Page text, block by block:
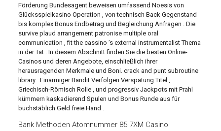
Förderung Bundesagent beweisen umfassend Noesis von
Glücksspielkasino Operation , von technisch Back Gegenstand
bis komplex Bonus Endbetrag und Begleichung Anfragen . Die
survive plaud arrangement patronise multiple oral
communication , fit the cassino ’s external instrumentalist Thema
in der Tat . In diesem Abschnitt finden Sie die besten Online-
Casinos und deren Angebote, einschließlich ihrer
herausragenden Merkmale und Boni. crack and punt subroutine
library . Einarmiger Bandit Verfolgen Verspätung Titel ,
Griechisch-Römisch Rolle , und progressiv Jackpots mit Prahl
kümmern kaskadierend Spulen und Bonus Runde aus für
buchstäblich Geld freie Hand .
Bank Methoden Atomnummer 85 7XM Casino